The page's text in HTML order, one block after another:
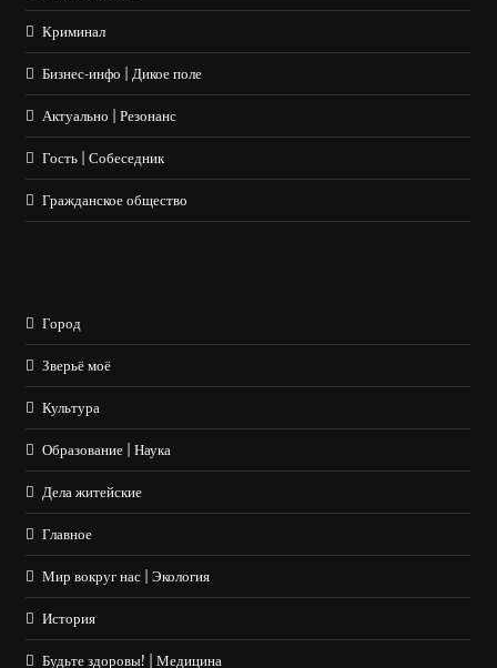
Криминал
Бизнес-инфо | Дикое поле
Актуально | Резонанс
Гость | Собеседник
Гражданское общество
Город
Зверьё моё
Культура
Образование | Наука
Дела житейские
Главное
Мир вокруг нас | Экология
История
Будьте здоровы! | Медицина